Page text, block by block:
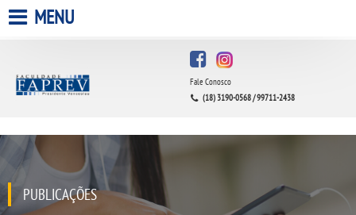
A FACULDADE
QUEM SOMOS
MENU
Fale Conosco
(18) 3190-0568 / 99711-2438
PUBLICAÇÕES